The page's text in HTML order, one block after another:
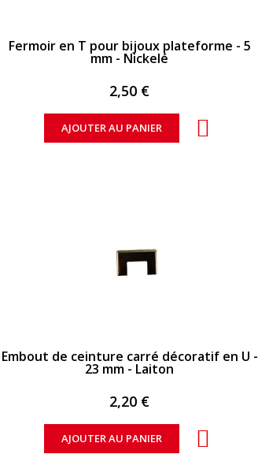
Fermoir en T pour bijoux plateforme - 5
mm - Nickelé
2,50 €
AJOUTER AU PANIER
Embout de ceinture carré décoratif en U -
23 mm - Laiton
2,20 €
AJOUTER AU PANIER